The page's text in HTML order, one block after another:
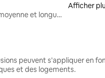
Locations moyenne et longue durée
Afficher
peuvent s'appliquer en
et des logements.